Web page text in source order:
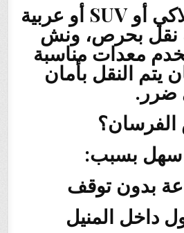
سواء عربية ملاكي أو SUV أو عربية
نقل بحرص، ونش
معدات مناسبة
يتم النقل بأمان
ضرر.
الفرسان؟
سهل بسبب:
داخل المنيل